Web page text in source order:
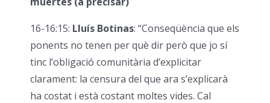
16-16:15: Lluís Botinas: “Conseqüència que els
ponents no tenen per què dir però que jo sí
tinc l’obligació comunitària d’explicitar
clarament: la censura del que ara s’explicarà
ha costat i està costant moltes vides. Cal